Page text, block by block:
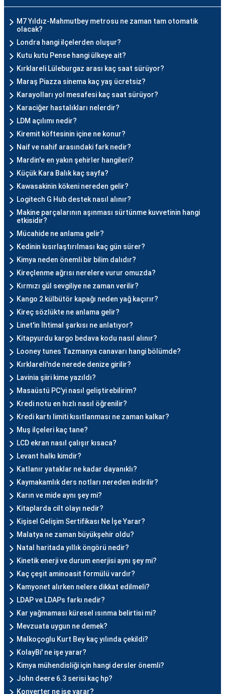
M7 Yıldız-Mahmutbey metrosu ne zaman tam otomatik
olacak?
Londra hangi ilçelerden oluşur?
Kutu kutu Pense hangi ülkeye ait?
Kırklareli Lüleburgaz arası kaç saat sürüyor?
Maraş Piazza sinema kaç yaş ücretsiz?
Karayolları yol mesafesi kaç saat sürüyor?
Karaciğer hastalıkları nelerdir?
LDM açılımı nedir?
Kiremit köftesinin içine ne konur?
Naif ve nahif arasındaki fark nedir?
Mardin'e en yakın şehirler hangileri?
Küçük Kara Balık kaç sayfa?
Kawasakinin kökeni nereden gelir?
Logitech G Hub destek nasıl alınır?
Makine parçalarının aşınması sürtünme kuvvetinin hangi
etkisidir?
Mücahide ne anlama gelir?
Kedinin kısırlaştırılması kaç gün sürer?
Kimya neden önemli bir bilim dalıdır?
Kireçlenme ağrısı nerelere vurur omuzda?
Kırmızı gül sevgiliye ne zaman verilir?
Kango 2 külbütör kapağı neden yağ kaçırır?
Kireç sözlükte ne anlama gelir?
Linet'in İhtimal şarkısı ne anlatıyor?
Kitapyurdu kargo bedava kodu nasıl alınır?
Looney tunes Tazmanya canavarı hangi bölümde?
Kırklareli'nde nerede denize girilir?
Lavinia şiiri kime yazıldı?
Masaüstü PC'yi nasıl geliştirebilirim?
Kredi notu en hızlı nasıl öğrenilir?
Kredi kartı limiti kısıtlanması ne zaman kalkar?
Muş ilçeleri kaç tane?
LCD ekran nasıl çalışır kısaca?
Levant halkı kimdir?
Katlanır yataklar ne kadar dayanıklı?
Kaymakamlık ders notları nereden indirilir?
Karın ve mide aynı şey mi?
Kitaplarda cilt olayı nedir?
Kişisel Gelişim Sertifikası Ne İşe Yarar?
Malatya ne zaman büyükşehir oldu?
Natal haritada yıllık öngörü nedir?
Kinetik enerji ve durum enerjisi aynı şey mi?
Kaç çeşit aminoasit formülü vardır?
Kamyonet alırken nelere dikkat edilmeli?
LDAP ve LDAPs farkı nedir?
Kar yağmaması küresel ısınma belirtisi mi?
Mevzuata uygun ne demek?
Malkoçoglu Kurt Bey kaç yılında çekildi?
KolayBi' ne işe yarar?
Kimya mühendisliği için hangi dersler önemli?
John deere 6.3 serisi kaç hp?
Konverter ne işe yarar?